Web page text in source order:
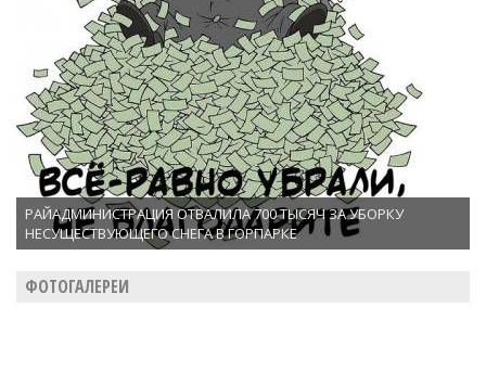
РАЙАДМИНИСТРАЦИЯ ОТВАЛИЛА 700 ТЫСЯЧ ЗА УБОРКУ
НЕСУЩЕСТВУЮЩЕГО СНЕГА В ГОРПАРКЕ
ФОТОГАЛЕРЕИ